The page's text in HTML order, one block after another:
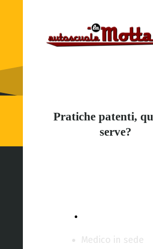
Pratiche patenti,
serve?
Medico in sede